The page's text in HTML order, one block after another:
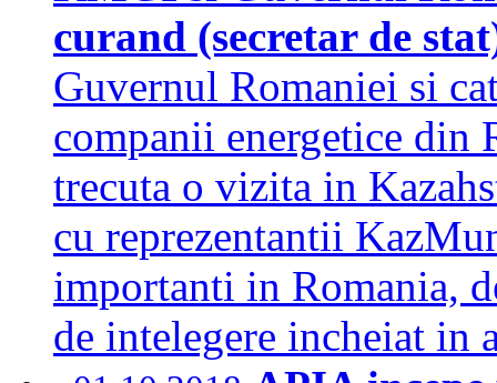
curand (secretar de
Guvernul Romaniei si
companii energetice din
trecuta o vizita in
cu reprezentantii
importanti in Romania,
de intelegere incheiat